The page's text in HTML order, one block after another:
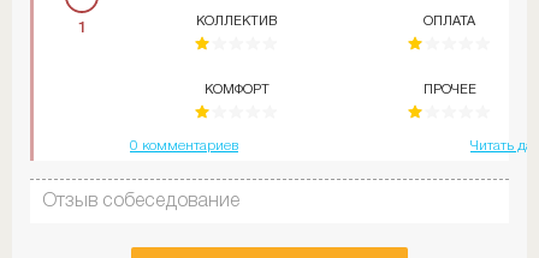
1
одному из сыновей Ибрагимова. Везде бардак, про
учет эти господа ничего никогда не слышали
легко замести следы. Предприятие-
выдавать нечем. Поставщикам платить нечем.
родственникам перечисляются под отчет
тысячную от того, что получили! Учет на складе
отсутсвует вообще! Про налоги и говорить не
они довели завод...боюсь и подумать о его
КОЛЛЕКТИВ
КОМФОРТ
ОПЛАТА
ПРОЧЕЕ
0 комментариев Читать
Отзыв собеседование